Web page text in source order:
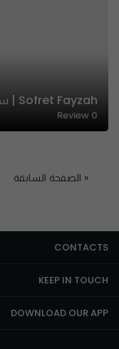
Sofret Fayzah | سفرة فايزة
0
Review
« الصفحة السابقة
CONTACTS
KEEP IN TOUCH
DOWNLOAD OUR APP